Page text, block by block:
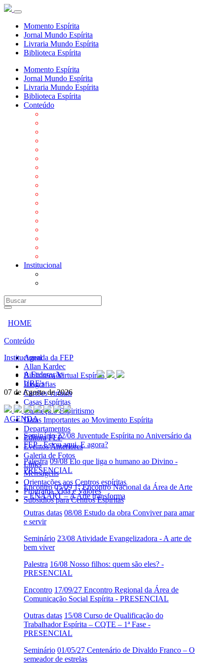
Momento Espírita
Jornal Mundo Espírita
Livraria Mundo Espírita
Biblioteca Espírita
Momento Espírita
Jornal Mundo Espírita
Livraria Mundo Espírita
Biblioteca Espírita
Conteúdo
Institucional
HOME
Conteúdo
Agenda da FEP
Allan Kardec
Biblioteca Virtual Espírita
Biografias
Cartões virtuais
Casas Espíritas
Conheça o Espiritismo
Datas Importantes ao Movimento Espírita
Departamentos
Editora FEP
Eventos Anteriores
Galeria de Fotos
Links
Mensagens
Orientações aos Centros espíritas
Programa Vida e Valores
Subsídios para Centros Espíritas
Institucional
A Federação
URE's
07 de Agosto de 2026
AGENDA
Seminário 22/08 Juventude Espírita no Aniversário da
FEP - Estou aqui. E agora?
Palestra 09/08 Elo que liga o humano ao Divino -
PRESENCIAL
Encontro 05/09 1º Encontro Nacional da Área de Arte
– ENAART – A Arte transforma
Outras datas 08/08 Estudo da obra Conviver para amar
e servir
Seminário 23/08 Atividade Evangelizadora - A arte de
bem viver
Palestra 16/08 Nosso filhos: quem são eles? -
PRESENCIAL
Encontro 17/09/27 Encontro Regional da Área de
Comunicação Social Espírita - PRESENCIAL
Outras datas 15/08 Curso de Qualificação do
Trabalhador Espírita – CQTE – 1ª Fase -
PRESENCIAL
Seminário 01/05/27 Centenário de Divaldo Franco – O
semeador de estrelas